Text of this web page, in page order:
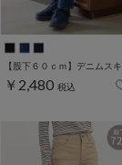
￥2,480 税込